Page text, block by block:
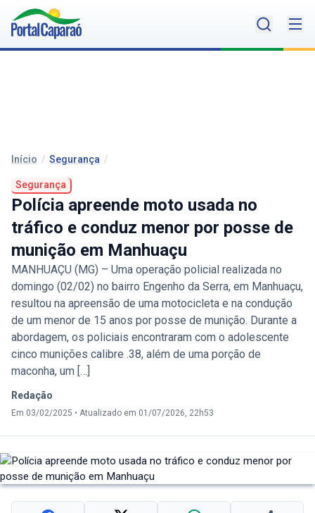
Início / Segurança /
Segurança
Polícia apreende moto usada no
tráfico e conduz menor por posse de
munição em Manhuaçu
MANHUAÇU (MG) – Uma operação policial realizada no
domingo (02/02) no bairro Engenho da Serra, em Manhuaçu,
resultou na apreensão de uma motocicleta e na condução
de um menor de 15 anos por posse de munição. Durante a
abordagem, os policiais encontraram com o adolescente
cinco munições calibre .38, além de uma porção de
maconha, um […]
Redação
Em 03/02/2025 • Atualizado em 01/07/2026, 22h53